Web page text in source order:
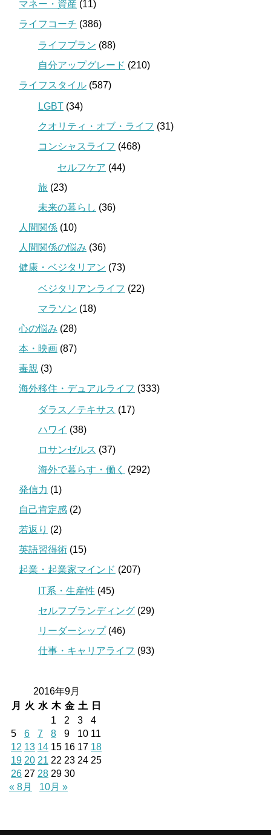
マネー・資産 (11)
ライフコーチ (386)
ライフプラン (88)
自分アップグレード (210)
ライフスタイル (587)
LGBT (34)
クオリティ・オブ・ライフ (31)
コンシャスライフ (468)
セルフケア (44)
旅 (23)
未来の暮らし (36)
人間関係 (10)
人間関係の悩み (36)
健康・ベジタリアン (73)
ベジタリアンライフ (22)
マラソン (18)
心の悩み (28)
本・映画 (87)
毒親 (3)
海外移住・デュアルライフ (333)
ダラス／テキサス (17)
ハワイ (38)
ロサンゼルス (37)
海外で暮らす・働く
(292)
発信力 (1)
自己肯定感 (2)
若返り (2)
英語習得術 (15)
起業・起業家マインド (207)
IT系・生産性 (45)
セルフブランディング (29)
リーダーシップ(46)
仕事・キャリアライフ (93)
2016年9月
月
火 水 木 金 土
日
1
2 3
4
5
6 7 8 9 10 11
12 13 14 15 16 17 18
19 20 21 22 23 24 25
26 27 28 29 30
« 8月
10月 »